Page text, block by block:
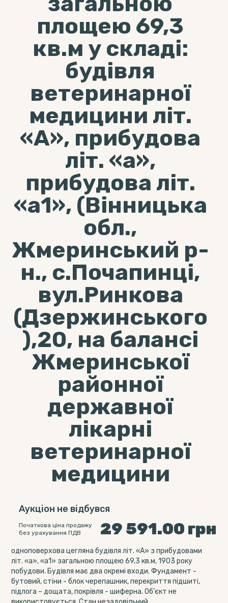
площею 69,3
кв.м у складі:
будівля
ветеринарної
медицини літ.
«А», прибудова
літ. «а»,
прибудова літ.
«а1», (Вінницька
обл.,
Жмеринський р-
н., с.Почапинці,
вул.Ринкова
(Дзержинського
),20, на балансі
Жмеринської
районної
державної
лікарні
ветеринарної
медицини
Аукціон не відбувся
Початкова ціна продажу
без урахування ПДВ
29 591.00 грн
одноповерхова цегляна будівля літ. «А» з прибудовами
літ. «а», «а1» загальною площею 69,3 кв.м, 1903 року
побудови. Будівля має два окремі входи. Фундамент -
бутовий, стіни - блок черепашник, перекриття підшиті,
підлога – дощата, покрівля - шиферна. Об’єкт не